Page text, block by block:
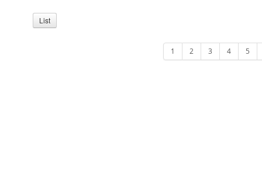
List
1 2 3 4 5